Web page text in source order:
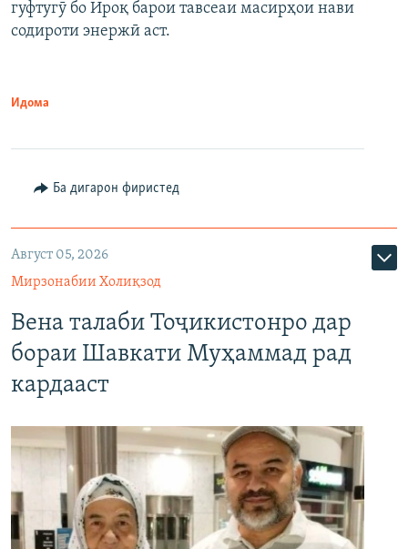
гуфтугӯ бо Ироқ барои тавсеаи масирҳои нави
содироти энержӣ аст.
Идома
Ба дигарон фиристед
Август 05, 2026
Мирзонабии Холиқзод
Вена талаби Тоҷикистонро дар
бораи Шавкати Муҳаммад рад
кардааст